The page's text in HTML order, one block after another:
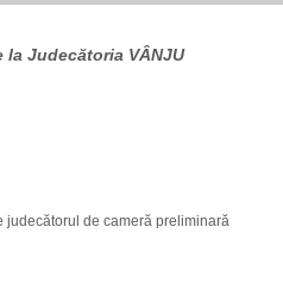
Judecătoria VÂNJU
judecătorul de cameră preliminară